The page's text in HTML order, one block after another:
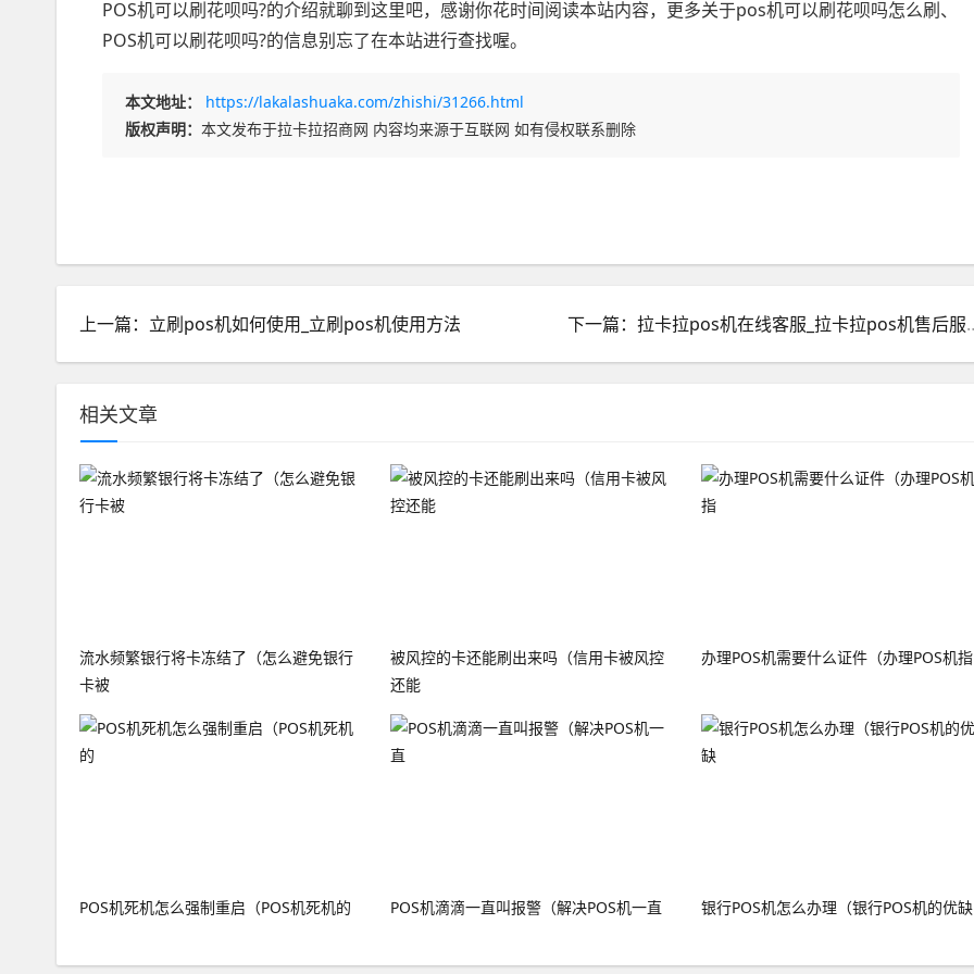
POS机可以刷花呗吗?的介绍就聊到这里吧，感谢你花时间阅读本站内容，更多关于pos机可以刷花呗吗怎么刷、
POS机可以刷花呗吗?的信息别忘了在本站进行查找喔。
本文地址：
https://lakalashuaka.com/zhishi/31266.html
版权声明： 本文发布于拉卡拉招商网 内容均来源于互联网 如有侵权联系删除
上一篇：立刷pos机如何使用_立刷pos机使用方法 下一篇：拉卡拉
相关文章
流水频繁银行将卡冻结了（怎么避免银行
卡被
被风控的卡还能刷出来吗（信用卡被风控
还能
办理POS机需要什么证件（办理POS机指
POS机死机怎么强制重启（POS机死机的 POS机滴滴一直叫报警（解决POS机一直 银行POS机怎么办理（银行POS机的优缺